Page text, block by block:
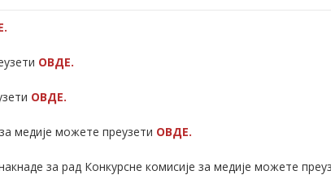
ОВДЕ.
ОВДЕ.
медије можете преузети ОВДЕ.
за рад Конкурсне комисије за медије можете